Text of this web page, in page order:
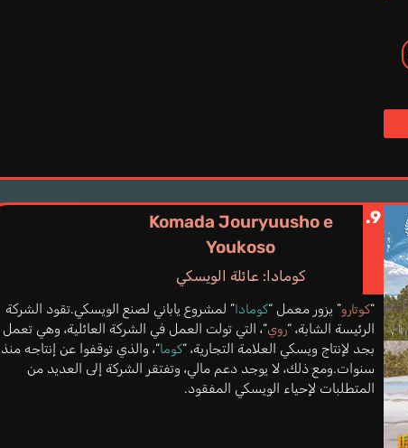
9.
Komada Jouryuusho e
Youkoso
كومادا: عائلة الويسكي
“كوتارو” يزور معمل “كومادا” لمشروع ياباني لصنع الويسكي.تقود الشركة
الرئيسة الشابة، “روي“، التي تولت العمل في الشركة العائلية، وهي تعمل
بجد لإنتاج ويسكي العلامة التجارية، “كوما“، والذي توقفوا عن إنتاجه منذ
سنوات.ومع ذلك، لا يوجد دعم مالي، وتفتقر الشركة إلى العديد من
المتطلبات لإحياء الويسكي المفقود.